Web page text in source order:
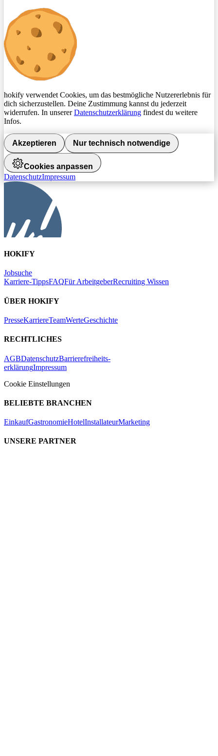
hokify verwendet Cookies, um das bestmögliche Nutzererlebnis für
dich sicherzustellen. Deine Zustimmung kannst du jederzeit
widerrufen. In unsererDatenschutzerklärung findest du weitere
Infos.
Akzeptieren Nur technisch notwendige
Cookies anpassen
DatenschutzImpressum
HOKIFY
Jobsuche
Karriere-TippsFAQFür ArbeitgeberRecruiting Wissen
ÜBER HOKIFY
PresseKarriereTeamWerteGeschichte
RECHTLICHES
AGBDatenschutzBarrierefreiheits-
erklärungImpressum
Cookie Einstellungen
BELIEBTE BRANCHEN
EinkaufGastronomieHotelInstallateurMarketing
UNSERE PARTNER